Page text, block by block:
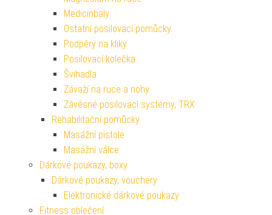
Medicinbaly
Ostatní posilovací pomůcky
Podpěry na kliky
Posilovací kolečka
Švihadla
Závaží na ruce a nohy
Závěsné posilovací systémy, TRX
Rehabilitační pomůcky
Masážní pistole
Masážní válce
Dárkové poukazy, boxy
Dárkové poukazy, vouchery
Elektronické dárkové poukazy
Fitness oblečení